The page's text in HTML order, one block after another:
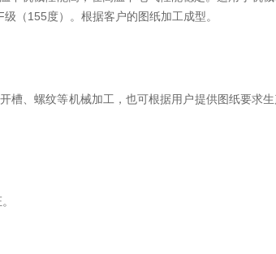
（155度）。根据客户的图纸加工成型。
、螺纹等机械加工，也可根据用户提供图纸要求